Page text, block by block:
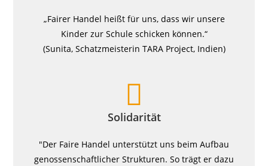
„Fairer Handel heißt für uns, dass wir unsere
Kinder zur Schule schicken können.“
(Sunita, Schatzmeisterin TARA Project, Indien)
Solidarität
"Der Faire Handel unterstützt uns beim Aufbau
genossenschaftlicher Strukturen. So trägt er dazu